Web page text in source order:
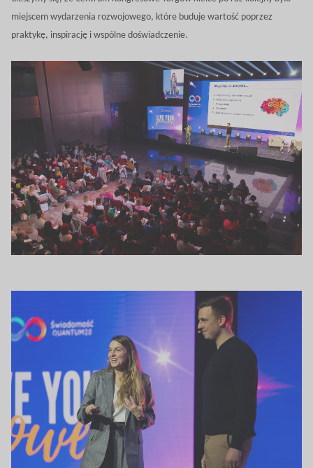
miejscem wydarzenia rozwojowego, które buduje wartość poprzez
praktykę, inspirację i wspólne doświadczenie.